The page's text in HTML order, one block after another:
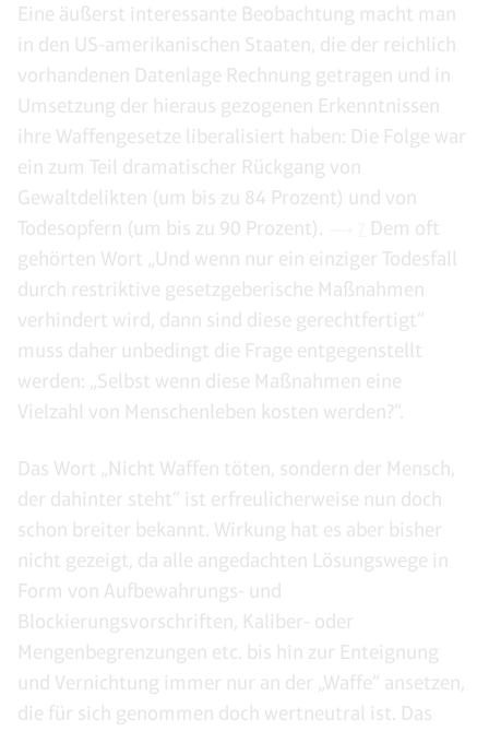
Eine äußerst interessante Beobachtung macht man
in den US-amerikanischen Staaten, die der reichlich
vorhandenen Datenlage Rechnung getragen und in
Umsetzung der hieraus gezogenen Erkenntnissen
ihre Waffengesetze liberalisiert haben: Die Folge war
ein zum Teil dramatischer Rückgang von
Gewaltdelikten (um bis zu 84 Prozent) und von
Todesopfern (um bis zu 90 Prozent).
Dem oft
gehörten Wort „Und wenn nur ein einziger Todesfall
durch restriktive gesetzgeberische Maßnahmen
verhindert wird, dann sind diese gerechtfertigt“
muss daher unbedingt die Frage entgegenstellt
werden: „Selbst wenn diese Maßnahmen eine
Vielzahl von Menschenleben kosten werden?“.
Das Wort „Nicht Waffen töten, sondern der Mensch,
der dahinter steht“ ist erfreulicherweise nun doch
schon breiter bekannt. Wirkung hat es aber bisher
nicht gezeigt, da alle angedachten Lösungswege in
Form von Aufbewahrungs- und
Blockierungsvorschriften, Kaliber- oder
Mengenbegrenzungen etc. bis hin zur Enteignung
und Vernichtung immer nur an der „Waffe“ ansetzen,
die für sich genommen doch wertneutral ist. Das